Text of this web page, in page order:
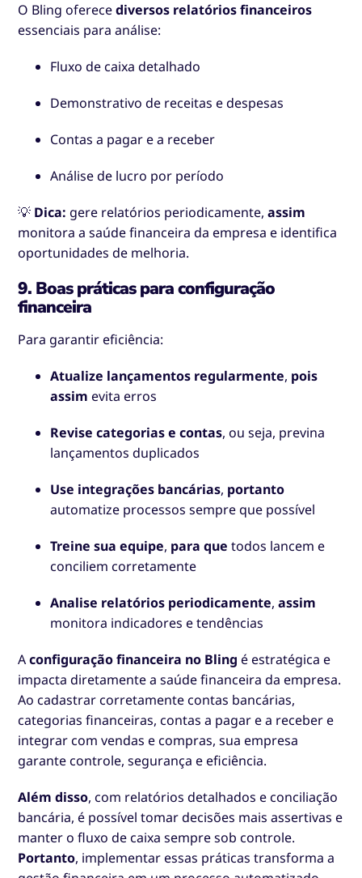
O Bling oferecediversos relatórios financeiros
essenciais para análise:
Fluxo de caixa detalhado
Demonstrativo de receitas e despesas
Contas a pagar e a receber
Análise de lucro por período
💡 Dica: gere relatórios periodicamente,assim
monitora a saúde financeira da empresa e identifica
oportunidades de melhoria.
9. Boas práticas para configuração
financeira
Para garantir eficiência:
Atualize lançamentos regularmente, pois
assim evita erros
Revise categorias e contas, ou seja, previna
lançamentos duplicados
Use integrações bancárias, portanto
automatize processos sempre que possível
Treine sua equipe, para que todos lancem e
conciliem corretamente
Analise relatórios periodicamente,assim
monitora indicadores e tendências
Aconfiguração financeira no Bling é estratégica e
impacta diretamente a saúde financeira da empresa.
Ao cadastrar corretamente contas bancárias,
categorias financeiras, contas a pagar e a receber e
integrar com vendas e compras, sua empresa
garante controle, segurança e eficiência.
Além disso, com relatórios detalhados e conciliação
bancária, é possível tomar decisões mais assertivas e
manter o fluxo de caixa sempre sob controle.
Portanto, implementar essas práticas transforma a